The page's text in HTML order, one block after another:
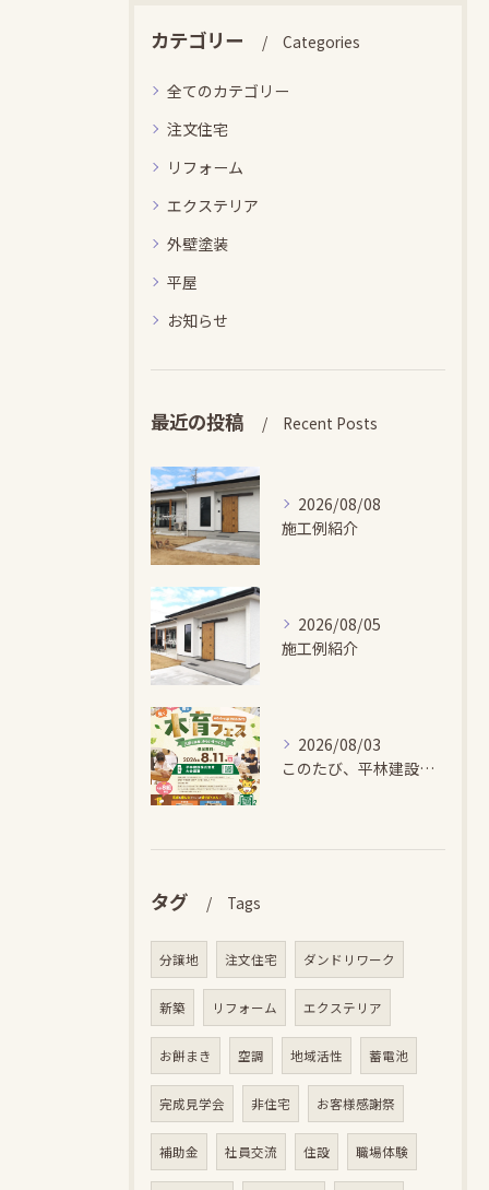
カテゴリー Categories
全てのカテゴリー
注文住宅
リフォーム
エクステリア
外壁塗装
平屋
お知らせ
最近の投稿 Recent Posts
2026/08/08
施工例紹介
2026/08/05
施工例紹介
2026/08/03
このたび、平林建設では、お子さまが木とふれあい・木について学...
タグ Tags
分譲地 注文住宅 ダンドリワーク
新築 リフォーム エクステリア
お餅まき 空調 地域活性 蓄電池
完成見学会 非住宅 お客様感謝祭
補助金 社員交流 住設 職場体験